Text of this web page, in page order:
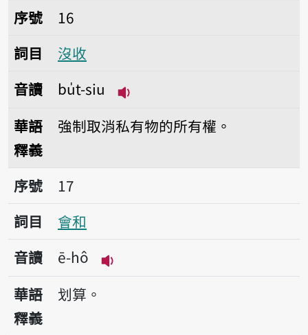
序號16沒收
序號
16
詞目
沒收
音讀
bu̍t-siu
華語
釋義
強制取消私有物的所有權。
序號17會和
序號
17
詞目
會和
音讀
ē-hô
播放音讀ē-hô
華語
釋義
划算。